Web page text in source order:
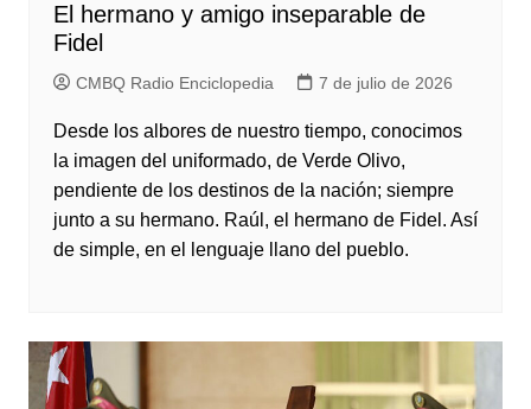
El hermano y amigo inseparable de
Fidel
CMBQ Radio Enciclopedia 7 de julio de 2026
Desde los albores de nuestro tiempo, conocimos
la imagen del uniformado, de Verde Olivo,
pendiente de los destinos de la nación; siempre
junto a su hermano. Raúl, el hermano de Fidel. Así
de simple, en el lenguaje llano del pueblo.